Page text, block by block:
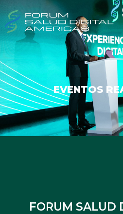
EVENTOS
FORUM SALUD